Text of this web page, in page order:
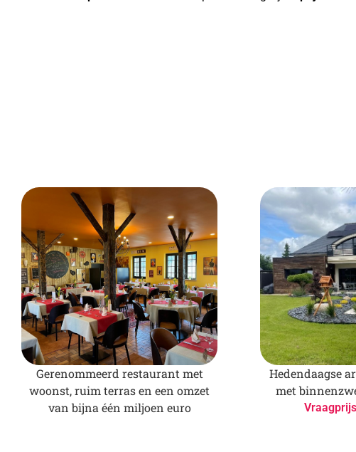
Gerenommeerd restaurant met
woonst, ruim terras en een omzet
van bijna één miljoen euro
Hedendaagse
met